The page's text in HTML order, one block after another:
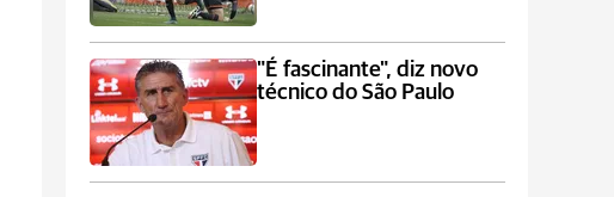
"É fascinante", diz novo
técnico do São Paulo